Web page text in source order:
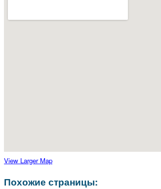
View Larger Map
Похожие страницы: